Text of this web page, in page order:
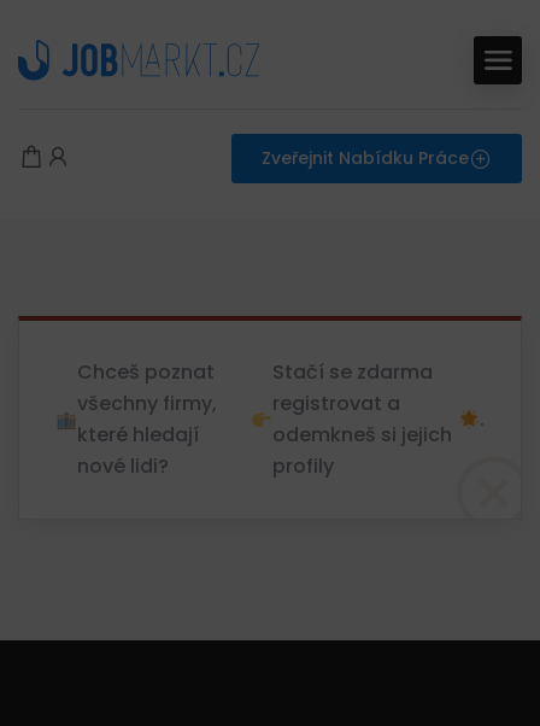
Zveřejnit Nabídku Práce
Chceš poznat
všechny firmy,
které hledají
nové lidi?
Stačí se zdarma
registrovat a
odemkneš si jejich
profily
.